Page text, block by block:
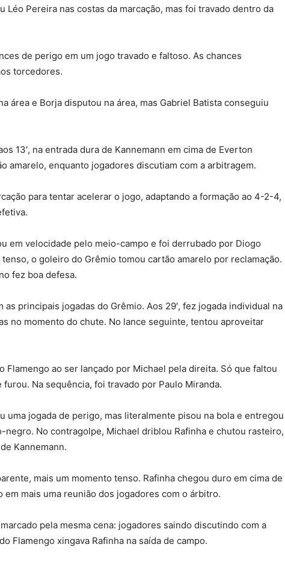
Léo Pereira nas costas da marcação, mas foi travado dentro da
de perigo em um jogo travado e faltoso. As chances
torcedores.
área e Borja disputou na área, mas Gabriel Batista conseguiu
13′, na entrada dura de Kannemann em cima de Everton
amarelo, enquanto jogadores discutiam com a arbitragem.
para tentar acelerar o jogo, adaptando a formação ao 4-2-4,
em velocidade pelo meio-campo e foi derrubado por Diogo
o goleiro do Grêmio tomou cartão amarelo por reclamação.
fez boa defesa.
as principais jogadas do Grêmio. Aos 29′, fez jogada individual na
no momento do chute. No lance seguinte, tentou aproveitar
Flamengo ao ser lançado por Michael pela direita. Só que faltou
Na sequência, foi travado por Paulo Miranda.
uma jogada de perigo, mas literalmente pisou na bola e entregou
negro. No contragolpe, Michael driblou Rafinha e chutou rasteiro,
Kannemann.
mais um momento tenso. Rafinha chegou duro em cima de
em mais uma reunião dos jogadores com o árbitro.
pela mesma cena: jogadores saindo discutindo com a
Flamengo xingava Rafinha na saída de campo.